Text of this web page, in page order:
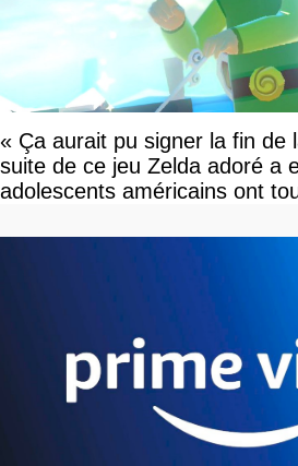
« Ça aurait pu signer la fin de
suite de ce jeu Zelda adoré a
adolescents américains ont